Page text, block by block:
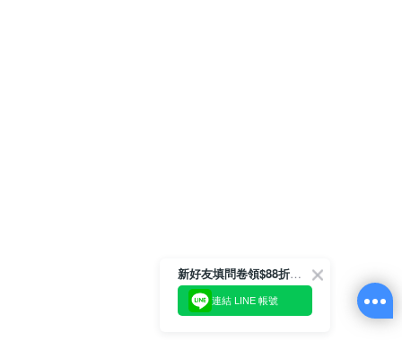
新好友填問卷領$88折扣金
連結 LINE 帳號